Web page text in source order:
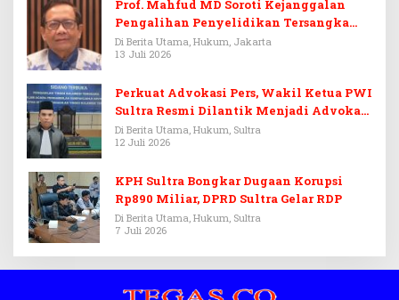
Prof. Mahfud MD Soroti Kejanggalan
Pengalihan Penyelidikan Tersangka
Febrie Adriansyah
Di Berita Utama, Hukum, Jakarta
13 Juli 2026
Perkuat Advokasi Pers, Wakil Ketua PWI
Sultra Resmi Dilantik Menjadi Advokat
PERADI
Di Berita Utama, Hukum, Sultra
12 Juli 2026
KPH Sultra Bongkar Dugaan Korupsi
Rp890 Miliar, DPRD Sultra Gelar RDP
Di Berita Utama, Hukum, Sultra
7 Juli 2026